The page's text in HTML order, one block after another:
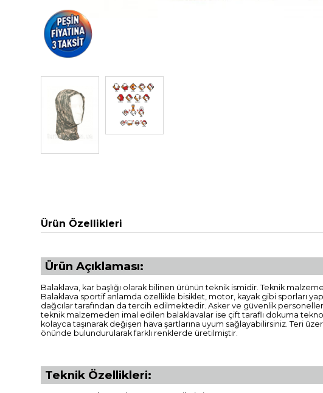
Ürün Özellikleri
Ürün Açıklaması:
Balaklava, kar başlığı olarak bilinen ürünün teknik ismidir. Teknik
Balaklava sportif anlamda özellikle bisiklet, motor, kayak gibi sporları
dağcılar tarafından da tercih edilmektedir. Asker ve güvenlik
teknik malzemeden imal edilen balaklavalar ise çift taraflı dokuma
kolayca taşınarak değişen hava şartlarına uyum sağlayabilirsiniz. Teri
önünde bulundurularak farklı renklerde üretilmiştir.
Teknik Özellikleri: